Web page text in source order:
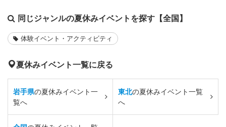
同じジャンルの夏休みイベントを探す【全国】
体験イベント・アクティビティ
夏休みイベント一覧に戻る
岩手県の夏休みイベント一
覧へ
東北の夏休みイベント一覧
へ